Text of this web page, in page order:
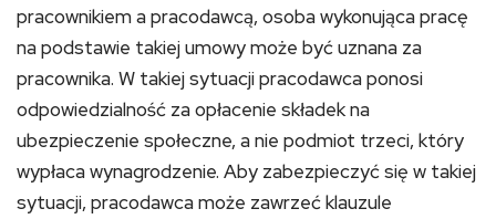
pracownikiem a pracodawcą, osoba wykonująca pracę
na podstawie takiej umowy może być uznana za
pracownika. W takiej sytuacji pracodawca ponosi
odpowiedzialność za opłacenie składek na
ubezpieczenie społeczne, a nie podmiot trzeci, który
wypłaca wynagrodzenie. Aby zabezpieczyć się w takiej
sytuacji, pracodawca może zawrzeć klauzule